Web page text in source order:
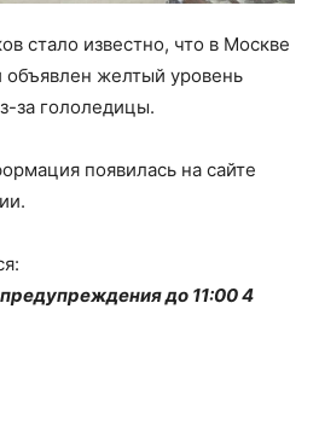
стало известно, что в Москве
объявлен желтый уровень
за гололедицы.
появилась на сайте
до 11:00 4